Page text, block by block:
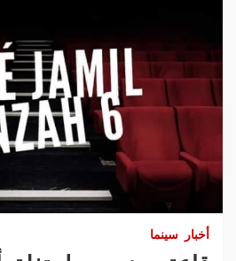
أخبار سينما